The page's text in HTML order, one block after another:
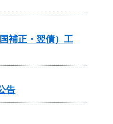
補正・翌債）工
告